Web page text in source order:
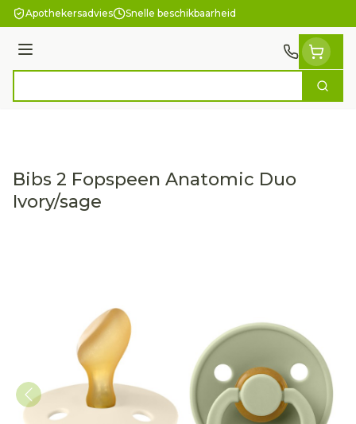
Ga naar de inhoud
Apothekersadvies Snelle beschikbaarheid
Menu
Zoek
Bibs 2 Fopspeen Anatomic Duo
Ivory/sage